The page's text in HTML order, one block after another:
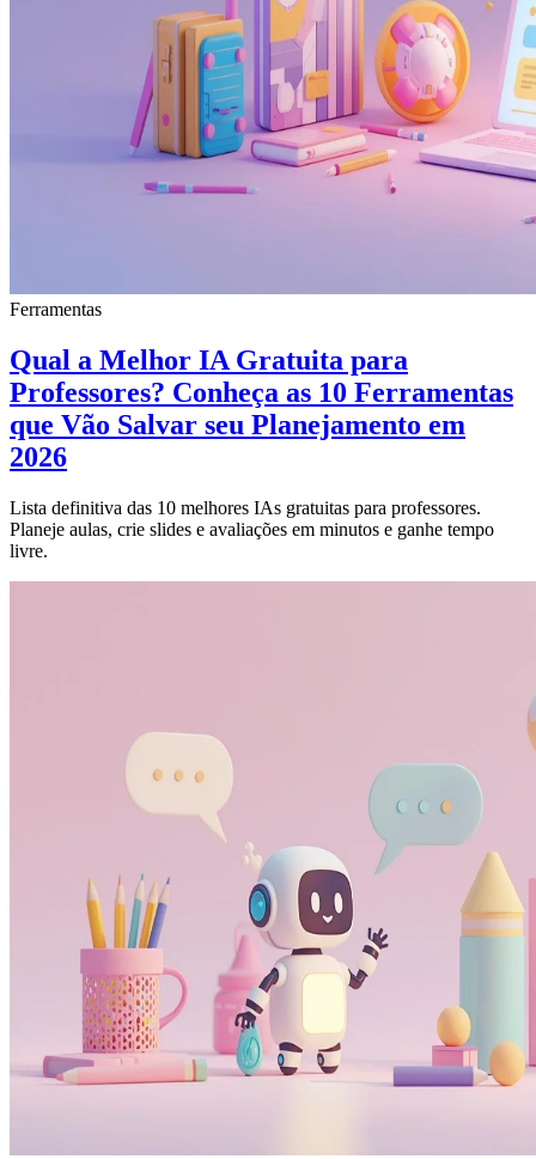
Ferramentas
Qual a Melhor IA Gratuita para
Professores? Conheça as 10 Ferramentas
que Vão Salvar seu Planejamento em
2026
Lista definitiva das 10 melhores IAs gratuitas para professores.
Planeje aulas, crie slides e avaliações em minutos e ganhe tempo
livre.